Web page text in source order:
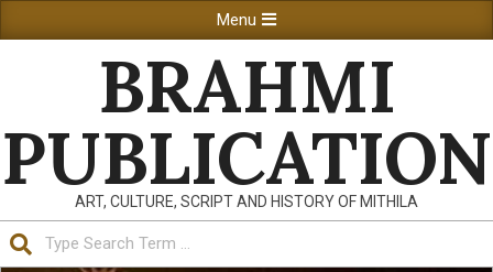
to
Navigation
Menu
BRAHMI
PUBLICATION
ART, CULTURE, SCRIPT AND HISTORY OF MITHILA